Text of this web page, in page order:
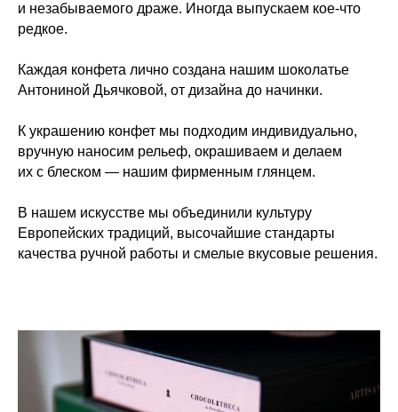
и незабываемого драже. Иногда выпускаем кое-что
редкое.
Каждая конфета лично создана нашим шоколатье
Антониной Дьячковой, от дизайна до начинки.
К украшению конфет мы подходим индивидуально,
вручную наносим рельеф, окрашиваем и делаем
их с блеском — нашим фирменным глянцем.
В нашем искусстве мы объединили культуру
Европейских традиций, высочайшие стандарты
качества ручной работы и смелые вкусовые решения.